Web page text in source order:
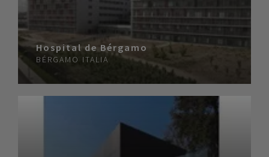
Hospital de Bérgamo
BÉRGAMO ITALIA